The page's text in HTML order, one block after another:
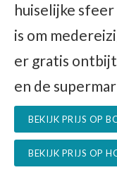
huiselijke
is om
er gratis
en de
BEKIJK PRIJS OP
BEKIJK PRIJS OP